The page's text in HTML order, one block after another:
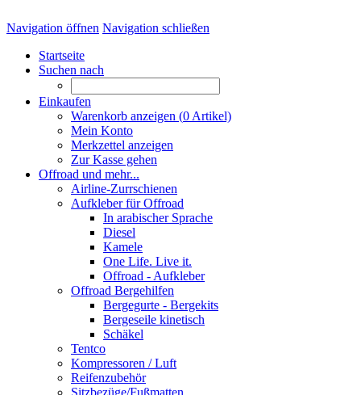
Navigation öffnen Navigation schließen
Startseite
Suchen nach
Einkaufen
Warenkorb anzeigen (0 Artikel)
Mein Konto
Merkzettel anzeigen
Zur Kasse gehen
Offroad und mehr...
Airline-Zurrschienen
Aufkleber für Offroad
In arabischer Sprache
Diesel
Kamele
One Life. Live it.
Offroad - Aufkleber
Offroad Bergehilfen
Bergegurte - Bergekits
Bergeseile kinetisch
Schäkel
Tentco
Kompressoren / Luft
Reifenzubehör
Sitzbezüge/Fußmatten